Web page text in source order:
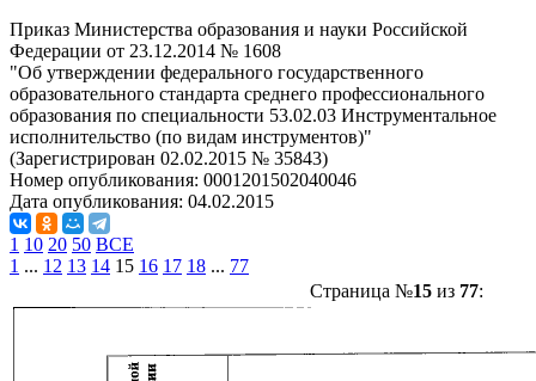
Приказ Министерства образования и науки Российской
Федерации от 23.12.2014 № 1608
"Об утверждении федерального государственного
образовательного стандарта среднего профессионального
образования по специальности 53.02.03 Инструментальное
исполнительство (по видам инструментов)"
(Зарегистрирован 02.02.2015 № 35843)
Номер опубликования: 0001201502040046
Дата опубликования: 04.02.2015
1 10 20 50 ВСЕ
1 ... 12 13 14 15 16 17 18 ... 77
Страница №15из 77: